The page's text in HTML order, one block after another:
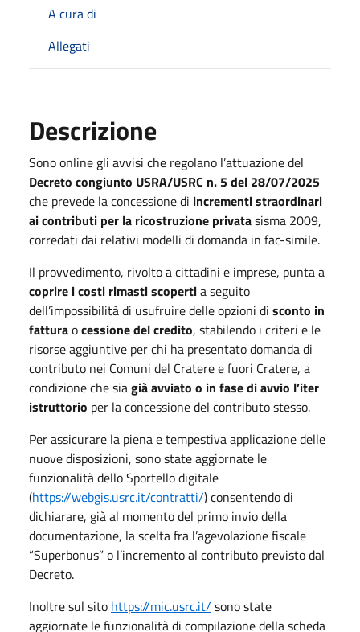
A cura di
Allegati
Descrizione
Sono online gli avvisi che regolano l’attuazione del
Decreto congiunto USRA/USRC n. 5 del 28/07/2025
che prevede la concessione di incrementi straordinari
ai contributi per la ricostruzione privatasisma 2009,
corredati dai relativi modelli di domanda in fac-simile.
Il provvedimento, rivolto a cittadini e imprese, punta a
coprire i costi rimasti scopertia seguito
dell’impossibilità di usufruire delle opzioni di sconto in
fatturaocessione del credito, stabilendo i criteri e le
risorse aggiuntive per chi ha presentato domanda di
contributo nei Comuni del Cratere e fuori Cratere, a
condizione che siagià avviato o in fase di avvio l’iter
istruttorio per la concessione del contributo stesso.
Per assicurare la piena e tempestiva applicazione delle
nuove disposizioni, sono state aggiornate le
funzionalità dello Sportello digitale
(https://webgis.usrc.it/contratti/) consentendo di
dichiarare, già al momento del primo invio della
documentazione, la scelta fra l’agevolazione fiscale
“Superbonus” o l’incremento al contributo previsto dal
Decreto.
Inoltre sul sito https://mic.usrc.it/ sono state
aggiornate le funzionalità di compilazione della scheda